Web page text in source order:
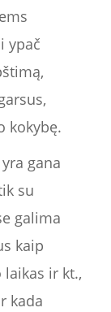
ypač
kokybę.
gana
su
galima
kaip
ir kt.,
kada